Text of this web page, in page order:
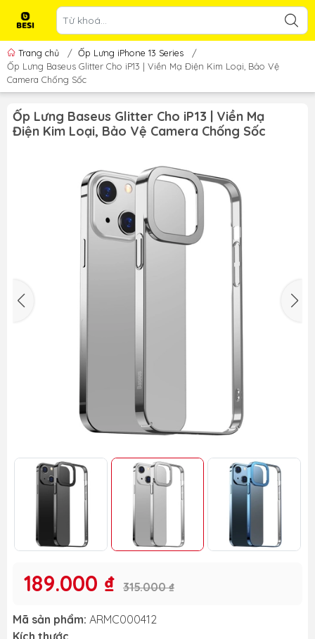
Trang chủ / Ốp Lưng iPhone 13 Series
/
Ốp Lưng Baseus Glitter Cho iP13 | Viền Mạ Điện Kim Loại, Bảo Vệ
Camera Chống Sốc
Ốp Lưng Baseus Glitter Cho iP13 | Viền Mạ
Điện Kim Loại, Bảo Vệ Camera Chống Sốc
189.000 ₫ 315.000 ₫
Mã sản phẩm: ARMC000412
Kích thước